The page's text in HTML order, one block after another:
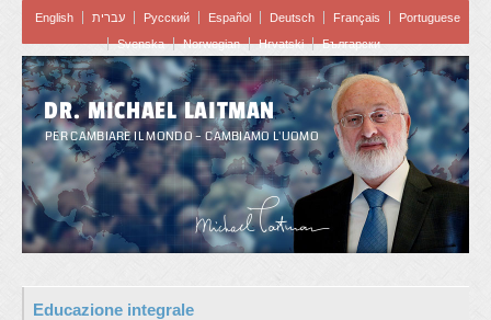
English עברית Pусский Español Deutsch Français
Portuguese
Svenska
Norwegian Hrvatski Български
DR. MICHAEL LAITMAN
PER CAMBIARE IL MONDO – CAMBIAMO L'UOMO
Educazione integrale